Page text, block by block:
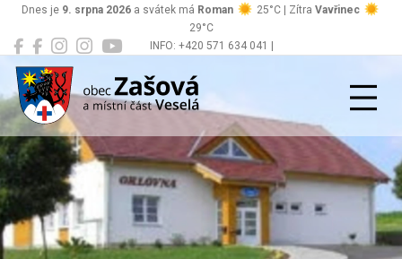
INFO: +420 571 634 041 |
Dnes je 9. srpna 2026 a svátek má Roman 25°C | Zítra Vavřinec
29°C
Zašová